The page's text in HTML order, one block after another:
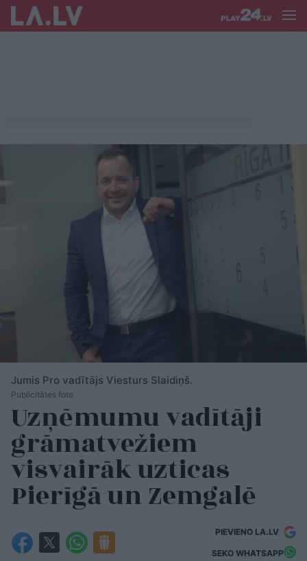
Jumis Pro vadītājs Viesturs Slaidiņš.
Publicitātes foto
Uzņēmumu vadītāji
grāmatvežiem
visvairāk uzticas
Pierīgā un Zemgalē
PIEVIENO LA.LV
SEKO WHATSAPP